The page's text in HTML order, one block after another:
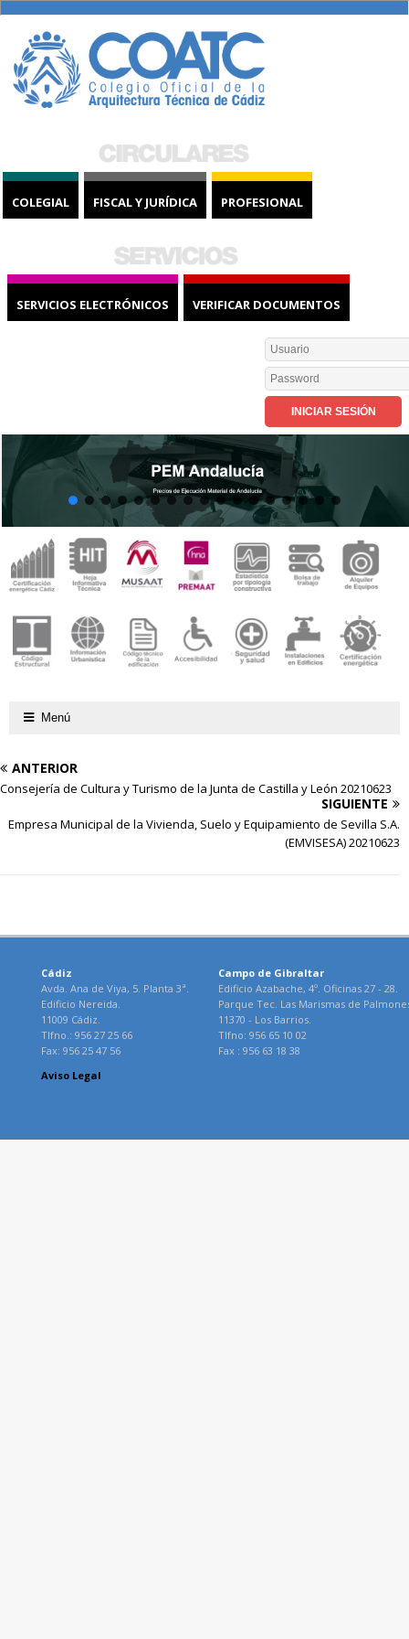
COLEGIAL FISCAL Y JURÍDICA PROFESIONAL
SERVICIOS ELECTRÓNICOS VERIFICAR DOCUMENTOS
Menú
ANTERIOR
Consejería de Cultura y Turismo de la Junta de Castilla y León 20210623
SIGUIENTE
Empresa Municipal de la Vivienda, Suelo y Equipamiento de Sevilla S.A.
(EMVISESA) 20210623
Cádiz
Avda. Ana de Viya, 5. Planta 3ª.
Edificio Nereida.
11009 Cádiz.
Tlfno.: 956 27 25 66
Fax: 956 25 47 56
Campo de Gibraltar
Edificio Azabache, 4º. Oficinas 27 - 28.
Parque Tec. Las Marismas de
11370 - Los Barrios.
Tlfno: 956 65 10 02
Fax : 956 63 18 38
Aviso Legal